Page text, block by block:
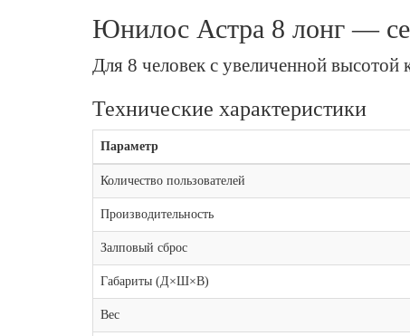
Юнилос Астра 8 лонг —
Для 8 человек с увеличенной высотой
Технические характеристики
Параметр
Количество пользователей
Производительность
Залповый сброс
Габариты (Д×Ш×В)
Вес